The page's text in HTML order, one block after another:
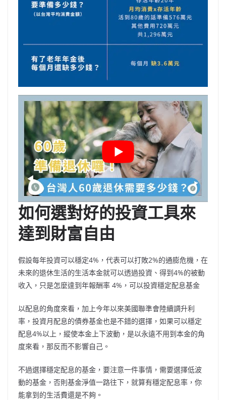
如何選對好的投資工具來
達到財富自由
假設每年投資可以穩定4%，代表可以打敗2%的通膨危機，在
未來的退休生活的生活本金就可以透過投資、得到4%的被動
收入，只是怎麼達到年報酬率 4%，可以投資穩定配息基金
以配息的角度來看，加上今年以來美國聯準會陸續調升利
率，投資月配息的債券基金也是不錯的選擇，如果可以穩定
配息4%以上，縱使本金上下波動，是以永遠不用到本金的角
度來看，那反而不影響自己。
不過選擇穩定配息的基金，要注意一件事情，需要選擇低波
動的基金，否則基金淨值一路往下，就算有穩定配息率，你
能拿到的生活費還是不夠。